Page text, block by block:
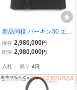
新品同様 バーキン30 エル
メス HERMES トゴ ブラ
ック ハンド バッグ □P刻
0333317
現在 2,980,000円
即決 2,980,000円
入札 - 残り 4日